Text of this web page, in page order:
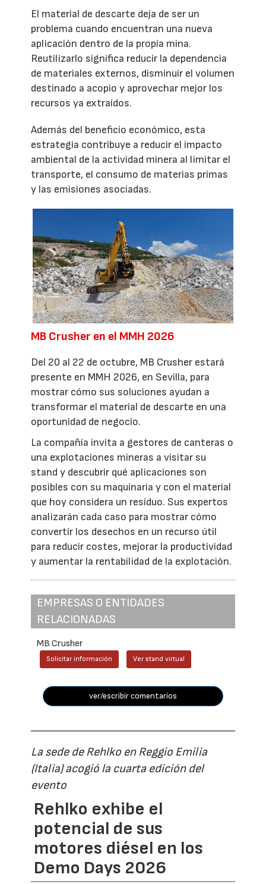
El material de descarte deja de ser un
problema cuando encuentran una nueva
aplicación dentro de la propia mina.
Reutilizarlo significa reducir la dependencia
de materiales externos, disminuir el volumen
destinado a acopio y aprovechar mejor los
recursos ya extraídos.
Además del beneficio económico, esta
estrategia contribuye a reducir el impacto
ambiental de la actividad minera al limitar el
transporte, el consumo de materias primas
y las emisiones asociadas.
MB Crusher en el MMH 2026
Del 20 al 22 de octubre, MB Crusher estará
presente en MMH 2026, en Sevilla, para
mostrar cómo sus soluciones ayudan a
transformar el material de descarte en una
oportunidad de negocio.
La compañía invita a gestores de canteras o
una explotaciones mineras a visitar su
stand y descubrir qué aplicaciones son
posibles con su maquinaria y con el material
que hoy considera un residuo. Sus expertos
analizarán cada caso para mostrar cómo
convertir los desechos en un recurso útil
para reducir costes, mejorar la productividad
y aumentar la rentabilidad de la explotación.
EMPRESAS O ENTIDADES
RELACIONADAS
MB Crusher
Solicitar información Ver stand virtual
ver/escribir comentarios
La sede de Rehlko en Reggio Emilia
(Italia) acogió la cuarta edición del
evento
Rehlko exhibe el
potencial de sus
motores diésel en los
Demo Days 2026